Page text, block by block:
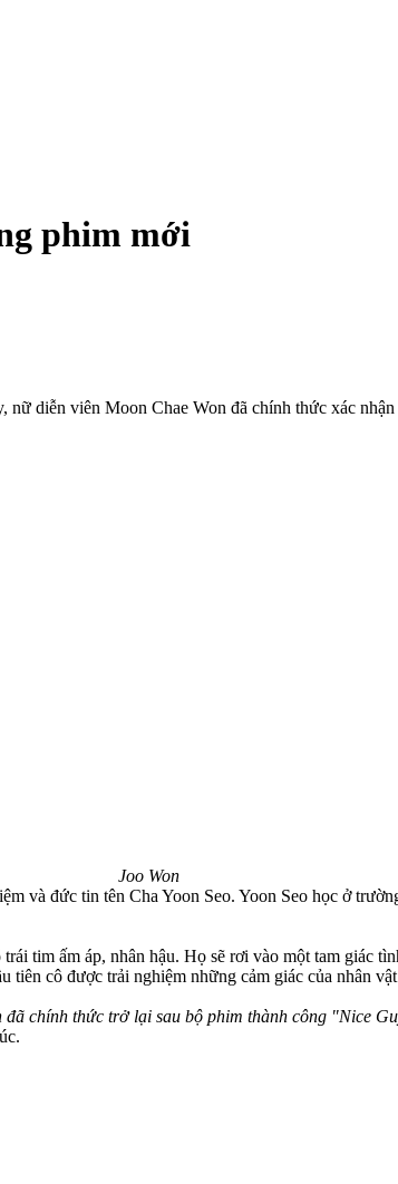
phim mới
diễn viên Moon Chae Won đã chính thức xác
Joo Won
và đức tin tên Cha Yoon Seo. Yoon Seo học ở
tim ấm áp, nhân hậu. Họ sẽ rơi vào một tam giác
cô được trải nghiệm những cảm giác của nhân
đã chính thức trở lại sau bộ phim thành công "Nice